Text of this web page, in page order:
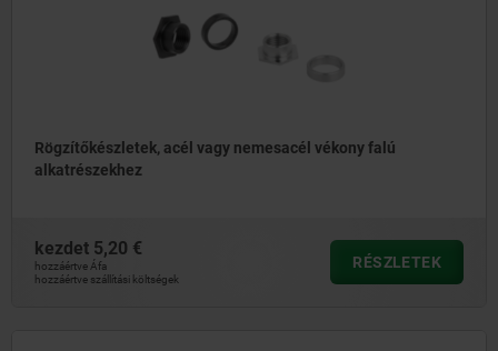
Rögzítőkészletek, acél vagy nemesacél vékony falú
alkatrészekhez
kezdet 5,20 €
hozzáértve Áfa
hozzáértve szállítási költségek
RÉSZLETEK